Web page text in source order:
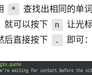
* 查找出相同的单
就可以按下
n
让光
后直接按下
. 即可：